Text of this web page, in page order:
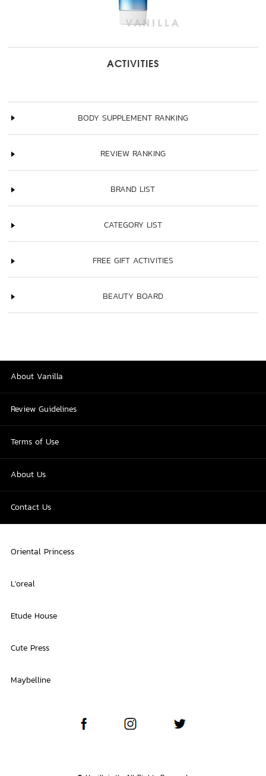
ACTIVITIES
BODY SUPPLEMENT RANKING
REVIEW RANKING
BRAND LIST
CATEGORY LIST
FREE GIFT ACTIVITIES
BEAUTY BOARD
About Vanilla
Review Guidelines
Terms of Use
About Us
Contact Us
Oriental Princess
L'oreal
Etude House
Cute Press
Maybelline